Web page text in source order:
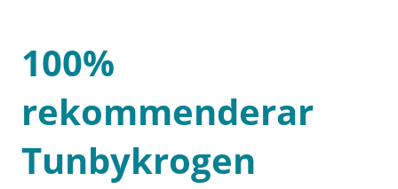
100%
rekommenderar
Tunbykrogen